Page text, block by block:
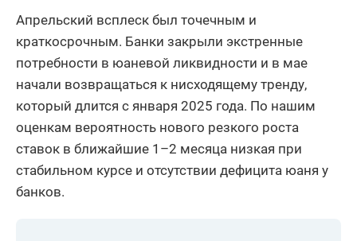
Апрельский всплеск был точечным и
краткосрочным. Банки закрыли экстренные
потребности в юаневой ликвидности и в мае
начали возвращаться к нисходящему тренду,
который длится с января 2025 года. По нашим
оценкам вероятность нового резкого роста
ставок в ближайшие 1–2 месяца низкая при
стабильном курсе и отсутствии дефицита юаня у
банков.